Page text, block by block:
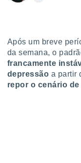
ou
o
no
como
Após um breve
da semana, o
francamente
depressão a partir
repor o cenário